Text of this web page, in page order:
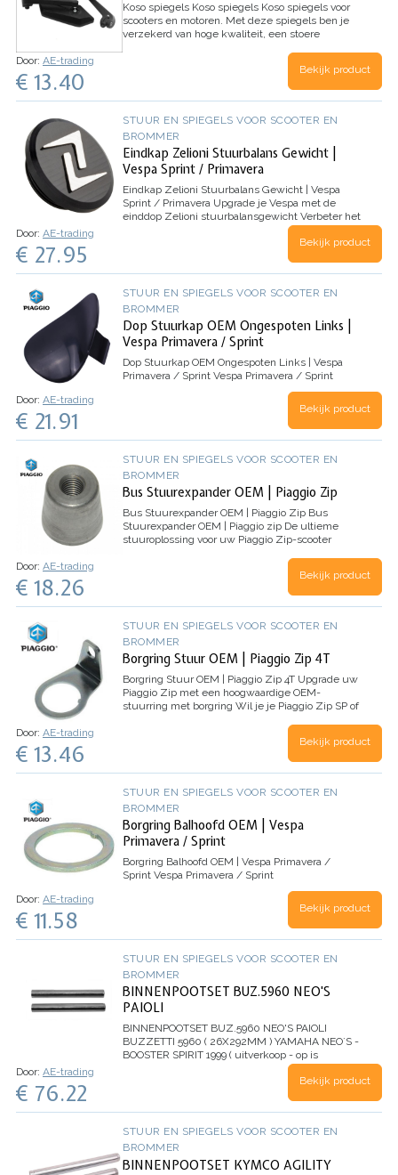
Koso spiegels Koso spiegels Koso spiegels voor
scooters en motoren. Met deze spiegels ben je
verzekerd van hoge kwaliteit, een stoere
Door: AE-trading
€ 13.40 Bekijk product
STUUR EN SPIEGELS VOOR SCOOTER EN
BROMMER
Eindkap Zelioni Stuurbalans Gewicht |
Vespa Sprint / Primavera
Eindkap Zelioni Stuurbalans Gewicht | Vespa
Sprint / Primavera Upgrade je Vespa met de
einddop Zelioni stuurbalansgewicht Verbeter het
uiterlijk en de prestaties van uw Vespa Sprint of
Door: AE-trading
€ 27.95 Bekijk product
STUUR EN SPIEGELS VOOR SCOOTER EN
BROMMER
Dop Stuurkap OEM Ongespoten Links |
Vespa Primavera / Sprint
Dop Stuurkap OEM Ongespoten Links | Vespa
Primavera / Sprint Vespa Primavera / Sprint
Door: AE-trading
€ 21.91 Bekijk product
STUUR EN SPIEGELS VOOR SCOOTER EN
BROMMER
Bus Stuurexpander OEM | Piaggio Zip
Bus Stuurexpander OEM | Piaggio Zip Bus
Stuurexpander OEM | Piaggio zip De ultieme
stuuroplossing voor uw Piaggio Zip-scooter
Door: AE-trading
€ 18.26 Bekijk product
STUUR EN SPIEGELS VOOR SCOOTER EN
BROMMER
Borgring Stuur OEM | Piaggio Zip 4T
Borgring Stuur OEM | Piaggio Zip 4T Upgrade uw
Piaggio Zip met een hoogwaardige OEM-
stuurring met borgring Wil je je Piaggio Zip SP of
want wij hebben de perfecte oplossing voor…
Door: AE-trading
€ 13.46 Bekijk product
STUUR EN SPIEGELS VOOR SCOOTER EN
BROMMER
Borgring Balhoofd OEM | Vespa
Primavera / Sprint
Borgring Balhoofd OEM | Vespa Primavera /
Sprint Vespa Primavera / Sprint
Door: AE-trading
€ 11.58 Bekijk product
STUUR EN SPIEGELS VOOR SCOOTER EN
BROMMER
BINNENPOOTSET BUZ.5960 NEO'S
PAIOLI
BINNENPOOTSET BUZ.5960 NEO'S PAIOLI
BUZZETTI 5960 ( 26X292MM ) YAMAHA NEO`S -
BOOSTER SPIRIT 1999 ( uitverkoop - op is
Door: AE-trading
€ 76.22 Bekijk product
STUUR EN SPIEGELS VOOR SCOOTER EN
BROMMER
BINNENPOOTSET KYMCO AGILITY